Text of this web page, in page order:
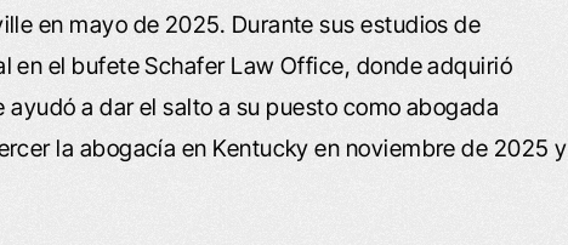
en mayo de 2025. Durante sus estudios de
en el bufete Schafer Law Office, donde adquirió
a dar el salto a su puesto como abogada
la abogacía en Kentucky en noviembre de 2025 y